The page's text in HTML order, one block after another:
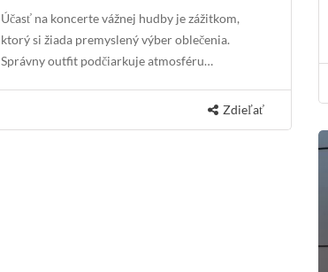
Účasť na koncerte vážnej hudby je zážitkom,
ktorý si žiada premyslený výber oblečenia.
Správny outfit podčiarkuje atmosféru…
Zdieľať